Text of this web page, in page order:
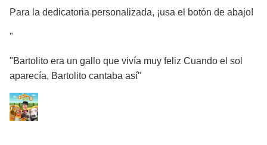
Para la dedicatoria personalizada, ¡usa el botón de abajo!
"
"Bartolito era un gallo que vivía muy feliz Cuando el sol
aparecía, Bartolito cantaba así"